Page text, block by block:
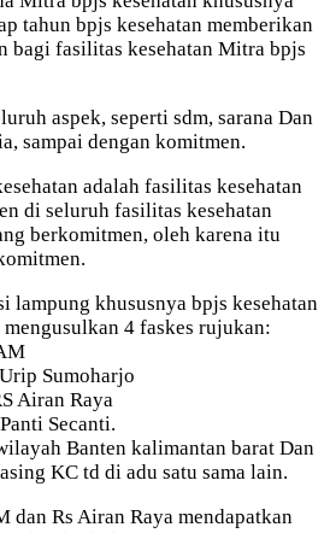
tahun bpjs kesehatan memberikan
bagi fasilitas kesehatan Mitra bpjs
aspek, seperti sdm, sarana Dan
sampai dengan komitmen.
adalah fasilitas kesehatan
di seluruh fasilitas kesehatan
berkomitmen, oleh karena itu
lampung khususnya bpjs kesehatan
4 faskes rujukan:
Sumoharjo
Airan Raya
Secanti.
Banten kalimantan barat Dan
KC td di adu satu sama lain.
dan Rs Airan Raya mendapatkan